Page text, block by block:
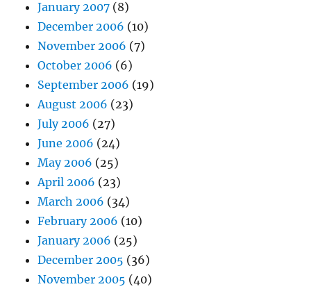
January 2007 (8)
December 2006 (10)
November 2006 (7)
October 2006 (6)
September 2006 (19)
August 2006 (23)
July 2006 (27)
June 2006 (24)
May 2006 (25)
April 2006 (23)
March 2006 (34)
February 2006 (10)
January 2006 (25)
December 2005 (36)
November 2005 (40)